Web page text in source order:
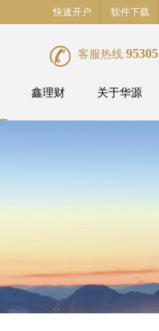
快速开户 软件下载
客服热线:95305
鑫理财 关于华源